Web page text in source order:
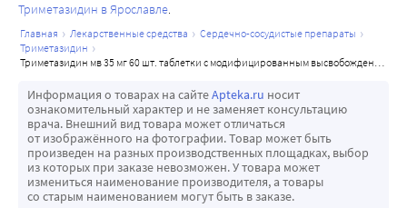
Триметазидин в Ярославле
главная лекарственные средства
сердечно-сосудистые препараты
триметазидин
триметазидин мв 35 мг 60 шт. таблетки с модифицированным высвобождением, покрытые пленочной оболочкой
Информация о товарах на сайтеApteka.ru носит
ознакомительный характер и не заменяет консультацию
врача. Внешний вид товара может отличаться
от изображённого на фотографии. Товар может быть
произведен на разных производственных площадках, выбор
из которых при заказе невозможен. У товара может
измениться наименование производителя, а товары
со старым наименованием могут быть в заказе.